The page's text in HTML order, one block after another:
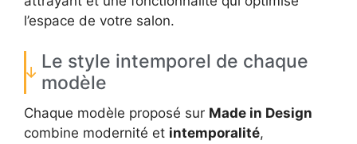
l’espace de votre salon.
Le style intemporel de chaque
modèle
Chaque modèle proposé sur Made in Design
combine modernité et intemporalité,